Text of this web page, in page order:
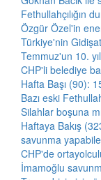
Fethullahçılığın
Özgür Özel'in
Türkiye'nin
Temmuz'un 10.
CHP'li belediye
Hafta Başı (90):
Bazı eski
Silahlar boşuna
Haftaya Bakış
savunma
CHP'de
İmamoğlu